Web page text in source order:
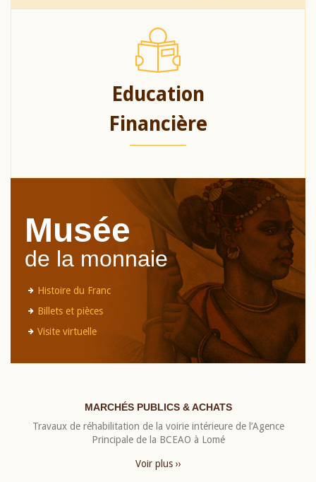
Education
Financière
Musée
de la monnaie
Histoire du Franc
Billets et pièces
Visite virtuelle
MARCHÉS PUBLICS & ACHATS
Travaux de réhabilitation de la voirie intérieure de l’Agence
Principale de la BCEAO à Lomé
Voir plus ››